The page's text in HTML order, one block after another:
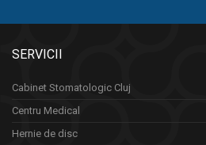
SERVICII
Cabinet Stomatologic Cluj
Centru Medical
Hernie de disc